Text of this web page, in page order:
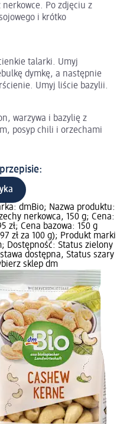
nerkowce. Po zdjęciu z
i krótko
talarki. Umyj
dymkę, a następnie
Umyj liście bazylii.
warzywa i bazylię z
posyp chili i orzechami
dmBio; Nazwa produktu:
nerkowca, 150 g; Cena:
zł; Cena bazowa: 150 g
zł za 100 g); Produkt marki
Dostępność: Status zielony
dostępna, Status szary
sklep dm